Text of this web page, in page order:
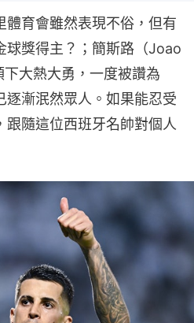
體育會雖然表現不俗，但有
球獎得主？；簡斯路（Joao
大熱大勇，一度被讚為
逐漸泯然眾人。如果能忍受
跟隨這位西班牙名帥對個人